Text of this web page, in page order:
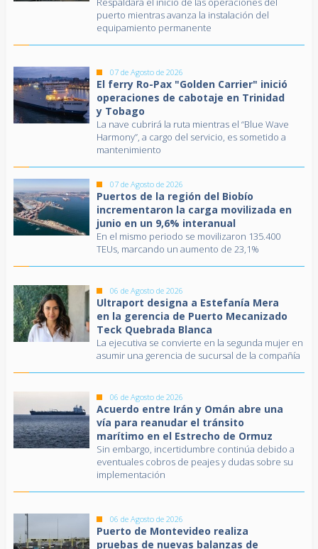
puerto mientras avanza la instalación del
equipamiento permanente
07 de Agosto de 2026
El ferry Ro-Pax "Golden Carrier" inició
operaciones de cabotaje en Trinidad
y Tobago
La nave cubrirá la ruta mientras el “Blue Wave
Harmony”, a cargo del servicio, es sometido a
mantenimiento
07 de Agosto de 2026
Puertos de la región del Biobío
incrementaron la carga movilizada en
junio en un 9,6% interanual
En el mismo periodo se movilizaron 135.400
TEUs, marcando un aumento de 23,1%
06 de Agosto de 2026
Ultraport designa a Estefanía Mera
en la gerencia de Puerto Mecanizado
Teck Quebrada Blanca
La ejecutiva se convierte en la segunda mujer en
asumir una gerencia de sucursal de la compañía
06 de Agosto de 2026
Acuerdo entre Irán y Omán abre una
vía para reanudar el tránsito
marítimo en el Estrecho de Ormuz
Sin embargo, incertidumbre continúa debido a
eventuales cobros de peajes y dudas sobre su
implementación
06 de Agosto de 2026
Puerto de Montevideo realiza
pruebas de nuevas balanzas de